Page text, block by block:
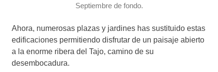
Septiembre de fondo.
Ahora, numerosas plazas y jardines has sustituido estas
edificaciones permitiendo disfrutar de un paisaje abierto
a la enorme ribera del Tajo, camino de su
desembocadura.